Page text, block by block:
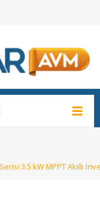
3.5 kW MPPT Akıllı